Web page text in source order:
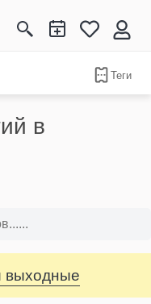
Теги
в
выходные